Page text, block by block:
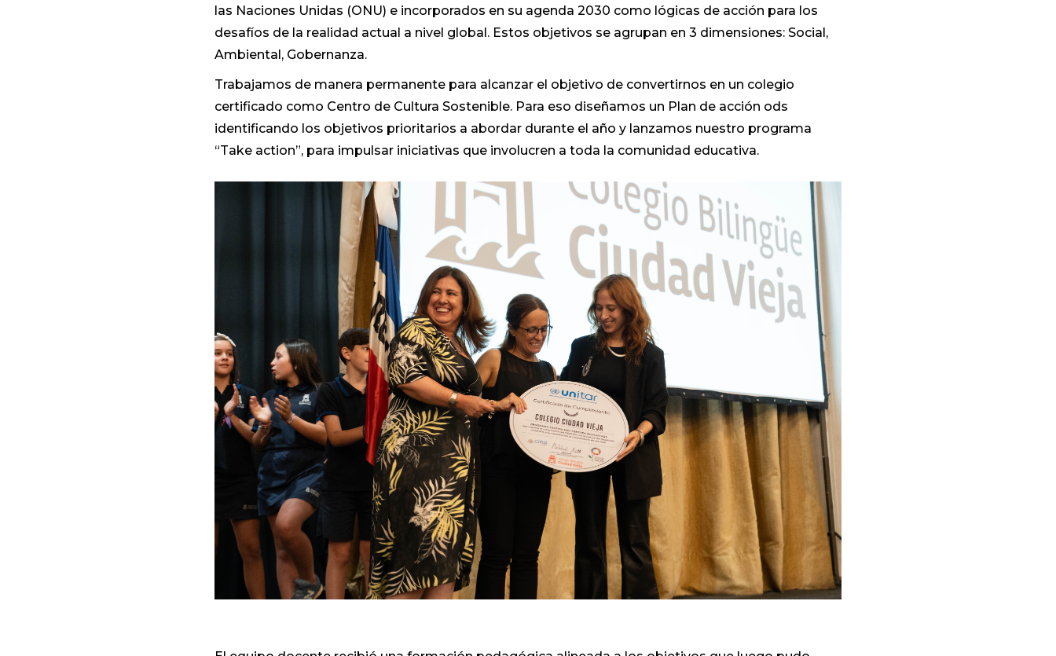
las Naciones Unidas (ONU) e incorporados en su agenda 2030 como lógicas de acción para los
desafíos de la realidad actual a nivel global. Estos objetivos se agrupan en 3 dimensiones: Social,
Ambiental, Gobernanza.
Trabajamos de manera permanente para alcanzar el objetivo de convertirnos en un colegio
certificado como Centro de Cultura Sostenible. Para eso diseñamos un Plan de acción ods
identificando los objetivos prioritarios a abordar durante el año y lanzamos nuestro programa
“Take action”, para impulsar iniciativas que involucren a toda la comunidad educativa.